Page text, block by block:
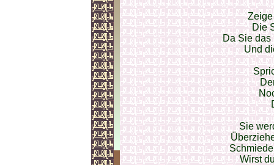
Zeige
Die
Da Sie das
Und
Sie
Wirst